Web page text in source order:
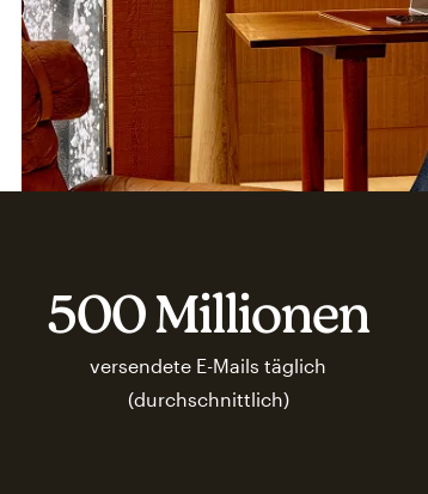
500 Millionen
versendete E-Mails täglich
(durchschnittlich)